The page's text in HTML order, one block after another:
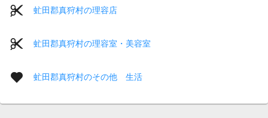
虻田郡真狩村の理容店
虻田郡真狩村の理容室・美容室
虻田郡真狩村のその他 生活